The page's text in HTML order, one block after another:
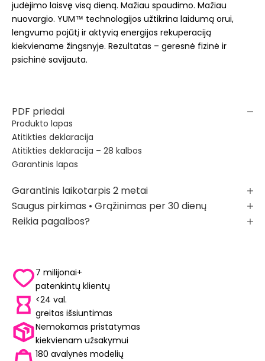
judėjimo laisvę visą dieną. Mažiau spaudimo. Mažiau
nuovargio. YUM™ technologijos užtikrina laidumą orui,
lengvumo pojūtį ir aktyvią energijos rekuperaciją
kiekviename žingsnyje. Rezultatas – geresnė fizinė ir
psichinė savijauta.
PDF priedai
Produkto lapas
Atitikties deklaracija
Atitikties deklaracija – 28 kalbos
Garantinis lapas
Garantinis laikotarpis 2 metai
Saugus pirkimas • Grąžinimas per 30 dienų
Reikia pagalbos?
7 milijonai+
patenkintų klientų
<24 val.
greitas išsiuntimas
Nemokamas pristatymas
kiekvienam užsakymui
180 avalynės modelių